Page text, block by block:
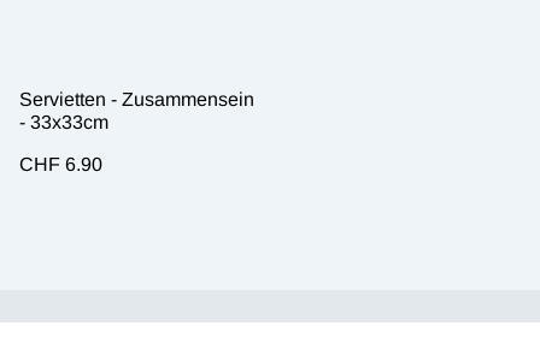
Servietten - Zusammensein
- 33x33cm
CHF 6.90